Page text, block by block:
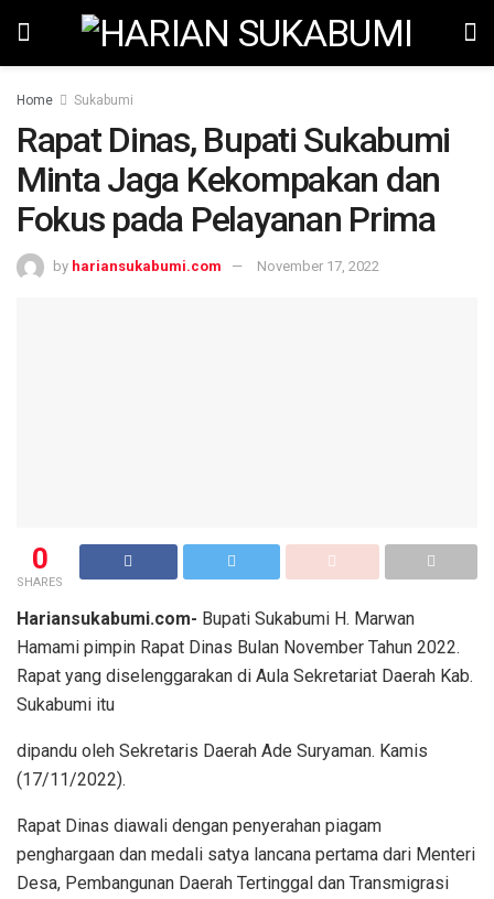
Home Sukabumi
Rapat Dinas, Bupati Sukabumi
Minta Jaga Kekompakan dan
Fokus pada Pelayanan Prima
by hariansukabumi.com November 17, 2022
0
SHARES
Hariansukabumi.com- Bupati Sukabumi H. Marwan
Hamami pimpin Rapat Dinas Bulan November Tahun 2022.
Rapat yang diselenggarakan di Aula Sekretariat Daerah Kab.
Sukabumi itu
dipandu oleh Sekretaris Daerah Ade Suryaman. Kamis
(17/11/2022).
Rapat Dinas diawali dengan penyerahan piagam
penghargaan dan medali satya lancana pertama dari Menteri
Desa, Pembangunan Daerah Tertinggal dan Transmigrasi